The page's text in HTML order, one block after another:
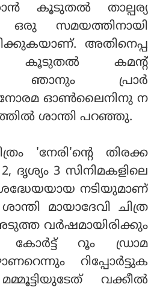
കൂടുതൽ താല്പര്യ
സമയത്തിനായി
അതിനെപ്പ
കൂടുതൽ കമന്റ്
ഞാനും പ്രാർ
ഓൺലൈനിനു ന
ശാന്തി പറഞ്ഞു.
'നേരി'ന്റെ തിരക്ക
ദൃശ്യം 3 സിനിമകളിലെ
നടിയുമാണ്
മായാദേവി ചിത്ര
വർഷമായിരിക്കും
കോർട്ട് റൂം ഡ്രാമ
റിപ്പോർട്ടുക
വക്കീൽ